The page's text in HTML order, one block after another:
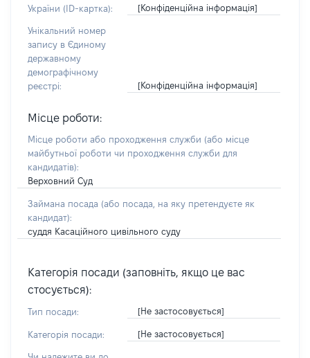
України (ID-картка):
[Конфіденційна інформація]
Унікальний номер
запису в Єдиному
державному
демографічному
реєстрі:
[Конфіденційна інформація]
Місце роботи:
Місце роботи або проходження служби (або місце
майбутньої роботи чи проходження служби для
кандидатів):
Верховний Суд
Займана посада (або посада, на яку претендуєте як
кандидат):
суддя Касаційного цивільного суду
Категорія посади (заповніть, якщо це вас
стосується):
Тип посади: [Не застосовується]
Категорія посади: [Не застосовується]